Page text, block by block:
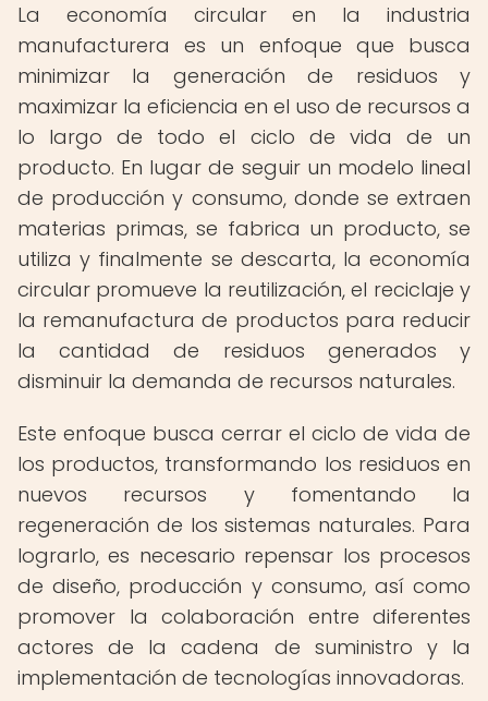
La economía circular en la industria
manufacturera es un enfoque que busca
minimizar la generación de residuos y
maximizar la eficiencia en el uso de recursos a
lo largo de todo el ciclo de vida de un
producto. En lugar de seguir un modelo lineal
de producción y consumo, donde se extraen
materias primas, se fabrica un producto, se
utiliza y finalmente se descarta, la economía
circular promueve la reutilización, el reciclaje y
la remanufactura de productos para reducir
la cantidad de residuos generados y
disminuir la demanda de recursos naturales.
Este enfoque busca cerrar el ciclo de vida de
los productos, transformando los residuos en
nuevos recursos y fomentando la
regeneración de los sistemas naturales. Para
lograrlo, es necesario repensar los procesos
de diseño, producción y consumo, así como
promover la colaboración entre diferentes
actores de la cadena de suministro y la
implementación de tecnologías innovadoras.